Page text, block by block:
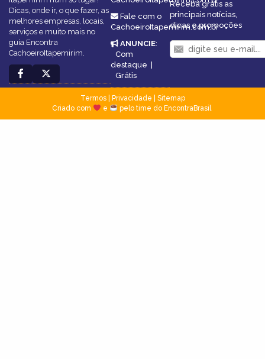
Dicas, onde ir, o que fazer, as
melhores empresas, locais,
serviços e muito mais no
guia Encontra
CachoeiroItapemirim.
Fale com o
CachoeiroItapemirim.com.br
ANUNCIE:
Com
destaque |
Grátis
Receba grátis as
principais notícias,
dicas e promoções
Termos| Privacidade
Sitemap
Criado com
e pelo time do EncontraBrasil